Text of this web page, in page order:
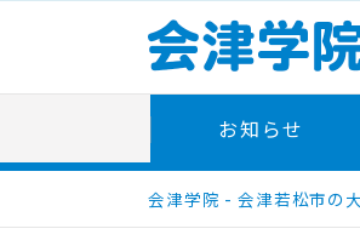
content
お知らせ
会津学院 - 会津若松市の